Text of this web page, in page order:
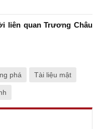
liên quan Trương Châu
phá Tài liệu mật